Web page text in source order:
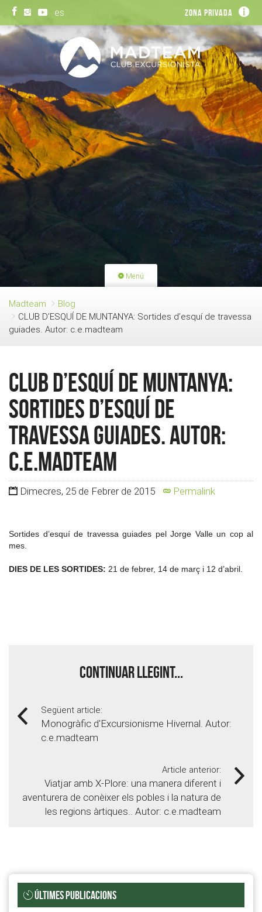
es Zona privada
Menú
PORTADA
LLICÈNCIES RENOVACIÓ QUOTA
Madteam
Blog
CLUB D’ESQUÍ DE MUNTANYA: Sortides d’esquí de travessa
guiades. Autor: c.e.madteam
CLUB D’ESQUÍ DE MUNTANYA:
Sortides d’esquí de
travessa guiades. Autor:
c.e.madteam
Dimecres, 25 de Febrer de 2015 Permalink
Sortides d’esquí de travessa guiades pel Jorge Valle un cop al
mes.
DIES DE LES SORTIDES: 21 de febrer, 14 de març i 12 d’abril.
Continuar llegint...
Següent article:
Monogràfic d'Excursionisme Hivernal. Autor:
c.e.madteam
Article anterior:
Viatjar amb X-Plore: una manera diferent i
aventurera de conèixer els pobles i la natura de
les regions àrtiques.. Autor: c.e.madteam
ÚLTIMES PUBLICACIONS